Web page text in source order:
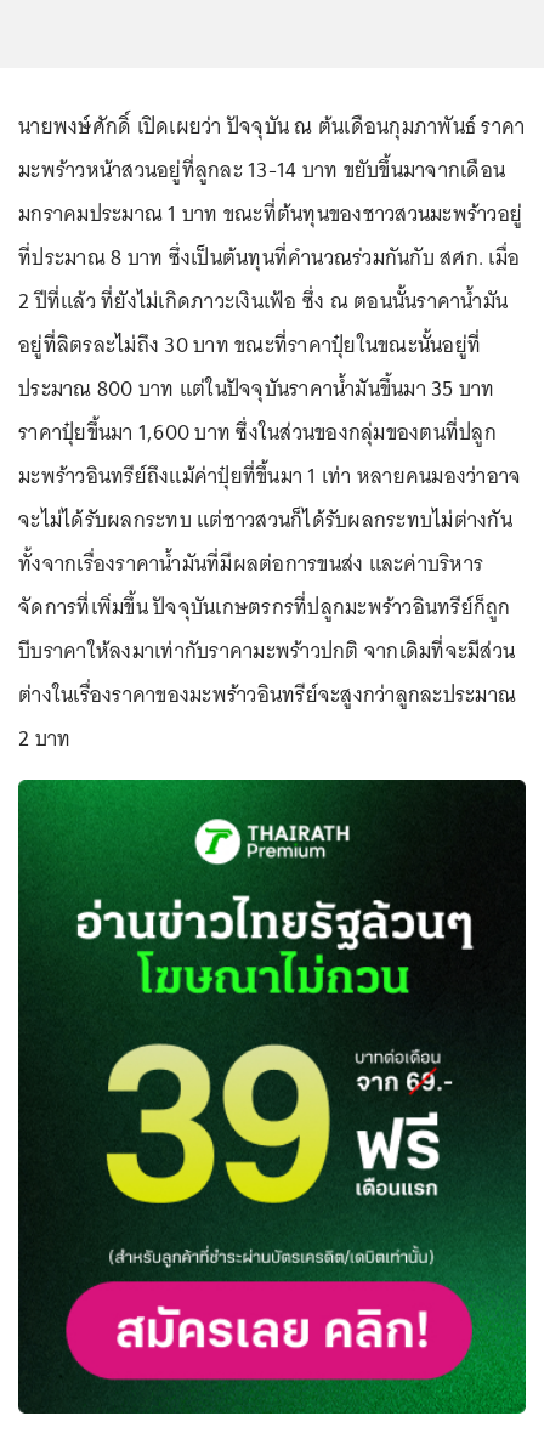
นายพงษ์ศักดิ์ เปิดเผยว่า ปัจจุบัน ณ ต้นเดือนกุมภาพันธ์ ราคา
มะพร้าวหน้าสวนอยู่ที่ลูกละ 13-14 บาท ขยับขึ้นมาจากเดือน
มกราคมประมาณ 1 บาท ขณะที่ต้นทุนของชาวสวนมะพร้าวอยู่
ที่ประมาณ 8 บาท ซึ่งเป็นต้นทุนที่คำนวณร่วมกันกับ สศก. เมื่อ
2 ปีที่แล้ว ที่ยังไม่เกิดภาวะเงินเฟ้อ ซึ่ง ณ ตอนนั้นราคาน้ำมัน
อยู่ที่ลิตรละไม่ถึง 30 บาท ขณะที่ราคาปุ๋ยในขณะนั้นอยู่ที่
ประมาณ 800 บาท แต่ในปัจจุบันราคาน้ำมันขึ้นมา 35 บาท
ราคาปุ๋ยขึ้นมา 1,600 บาท ซึ่งในส่วนของกลุ่มของตนที่ปลูก
มะพร้าวอินทรีย์ถึงแม้ค่าปุ๋ยที่ขึ้นมา 1 เท่า หลายคนมองว่าอาจ
จะไม่ได้รับผลกระทบ แต่ชาวสวนก็ได้รับผลกระทบไม่ต่างกัน
ทั้งจากเรื่องราคาน้ำมันที่มีผลต่อการขนส่ง และค่าบริหาร
จัดการที่เพิ่มขึ้น ปัจจุบันเกษตรกรที่ปลูกมะพร้าวอินทรีย์ก็ถูก
บีบราคาให้ลงมาเท่ากับราคามะพร้าวปกติ จากเดิมที่จะมีส่วน
ต่างในเรื่องราคาของมะพร้าวอินทรีย์จะสูงกว่าลูกละประมาณ
2 บาท